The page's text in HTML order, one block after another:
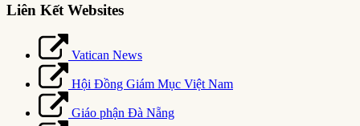
Liên Kết Websites
Vatican News
Hội Đồng Giám Mục Việt Nam
Giáo phận Đà Nẵng